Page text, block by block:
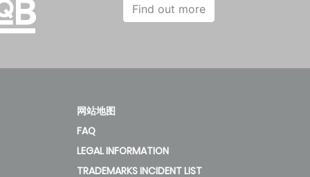
Find out more
网站地图
FAQ
LEGAL INFORMATION
TRADEMARKS INCIDENT LIST